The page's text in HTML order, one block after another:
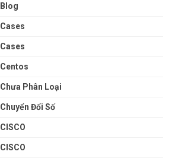
Blog
Cases
Cases
Centos
Chưa Phân Loại
Chuyển Đổi Số
CISCO
CISCO